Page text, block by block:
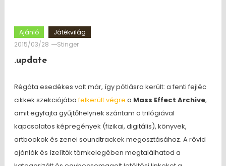
Ajánló
Játékvilág
2015/03/28
Stinger
.update
Régóta esedékes volt már, így pótlásra került: a fenti fejléc
cikkek szekciójábafelkerült végre a Mass Effect Archive,
amit egyfajta gyűjtőhelynek szántam a trilógiával
kapcsolatos képregények (fizikai, digitális), könyvek,
artbookok és zenei soundtrackek megosztásához. A rövid
ajánlók és ízelítők tömkelegében megtalálhatod a